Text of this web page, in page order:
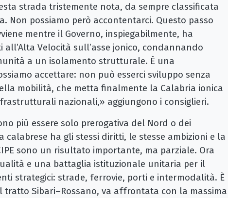
strada tristemente nota, da sempre classificata
Non possiamo però accontentarci. Questo passo
mentre il Governo, inspiegabilmente, ha
Velocità sull’asse jonico, condannando
a un isolamento strutturale. È una
accettare: non può esserci sviluppo senza
mobilità, che metta finalmente la Calabria ionica
nazionali,» aggiungono i consiglieri.
più essere solo prerogativa del Nord o dei
calabrese ha gli stessi diritti, le stesse ambizioni e la
sono un risultato importante, ma parziale. Ora
e una battaglia istituzionale unitaria per il
strategici: strade, ferrovie, porti e intermodalità. È
tratto Sibari–Rossano, va affrontata con la massima